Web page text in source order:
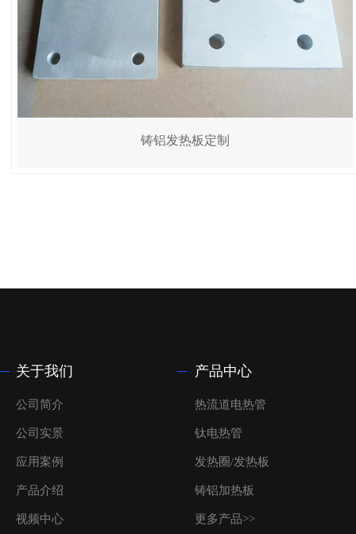
铸铝发热板定制
关于我们
公司简介
公司实景
应用案例
产品介绍
视频中心
产品中心
热流道电热管
钛电热管
发热圈/发热板
铸铝加热板
更多产品>>